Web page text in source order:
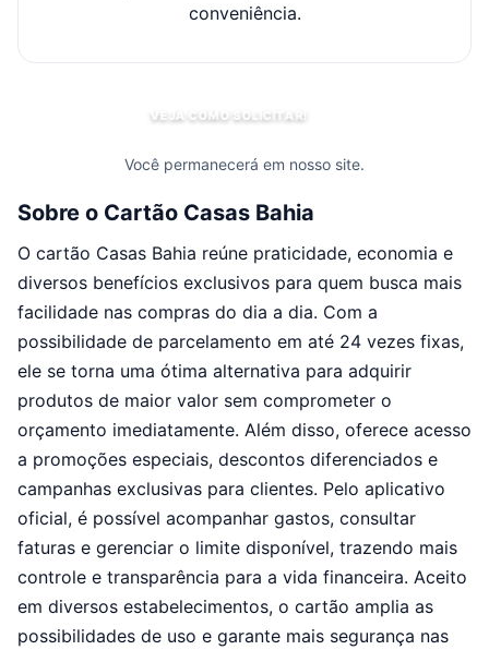
conveniência.
VEJA COMO SOLICITAR!
Você permanecerá em nosso site.
Sobre o Cartão Casas Bahia
O cartão Casas Bahia reúne praticidade, economia e
diversos benefícios exclusivos para quem busca mais
facilidade nas compras do dia a dia. Com a
possibilidade de parcelamento em até 24 vezes fixas,
ele se torna uma ótima alternativa para adquirir
produtos de maior valor sem comprometer o
orçamento imediatamente. Além disso, oferece acesso
a promoções especiais, descontos diferenciados e
campanhas exclusivas para clientes. Pelo aplicativo
oficial, é possível acompanhar gastos, consultar
faturas e gerenciar o limite disponível, trazendo mais
controle e transparência para a vida financeira. Aceito
em diversos estabelecimentos, o cartão amplia as
possibilidades de uso e garante mais segurança nas